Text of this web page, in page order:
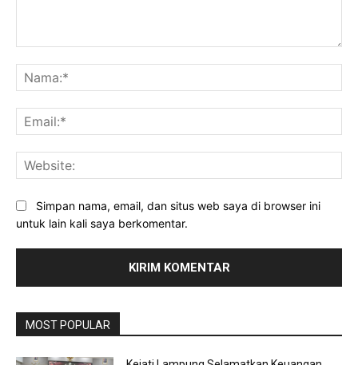
Simpan nama, email, dan situs web saya di browser ini
untuk lain kali saya berkomentar.
MOST POPULAR